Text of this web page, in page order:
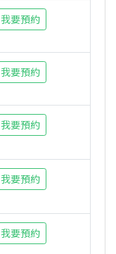
我要預約
我要預約
我要預約
我要預約
我要預約